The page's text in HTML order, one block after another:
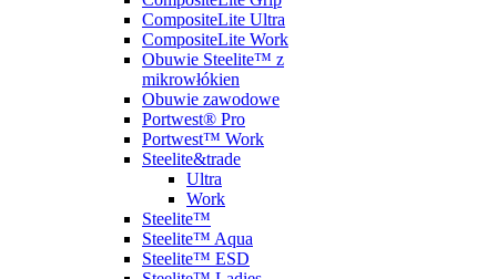
CompositeLite Ultra
CompositeLite Work
Obuwie Steelite™ z
mikrowłókien
Obuwie zawodowe
Portwest® Pro
Portwest™ Work
Steelite&trade
Ultra
Work
Steelite™
Steelite™ Aqua
Steelite™ ESD